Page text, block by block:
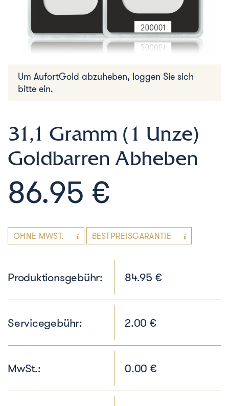
Um AufortGold abzuheben, loggen Sie sich
bitte ein.
31,1 Gramm (1 Unze)
Goldbarren Abheben
86.95 €
OHNE MWST. BESTPREISGARANTIE
Produktionsgebühr: 84.95 €
Servicegebühr: 2.00 €
MwSt.: 0.00 €